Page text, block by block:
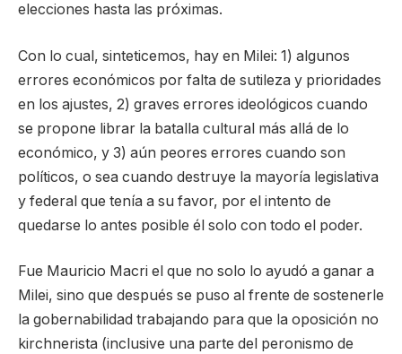
elecciones hasta las próximas.
Con lo cual, sinteticemos, hay en Milei: 1) algunos
errores económicos por falta de sutileza y prioridades
en los ajustes, 2) graves errores ideológicos cuando
se propone librar la batalla cultural más allá de lo
económico, y 3) aún peores errores cuando son
políticos, o sea cuando destruye la mayoría legislativa
y federal que tenía a su favor, por el intento de
quedarse lo antes posible él solo con todo el poder.
Fue Mauricio Macri el que no solo lo ayudó a ganar a
Milei, sino que después se puso al frente de sostenerle
la gobernabilidad trabajando para que la oposición no
kirchnerista (inclusive una parte del peronismo de